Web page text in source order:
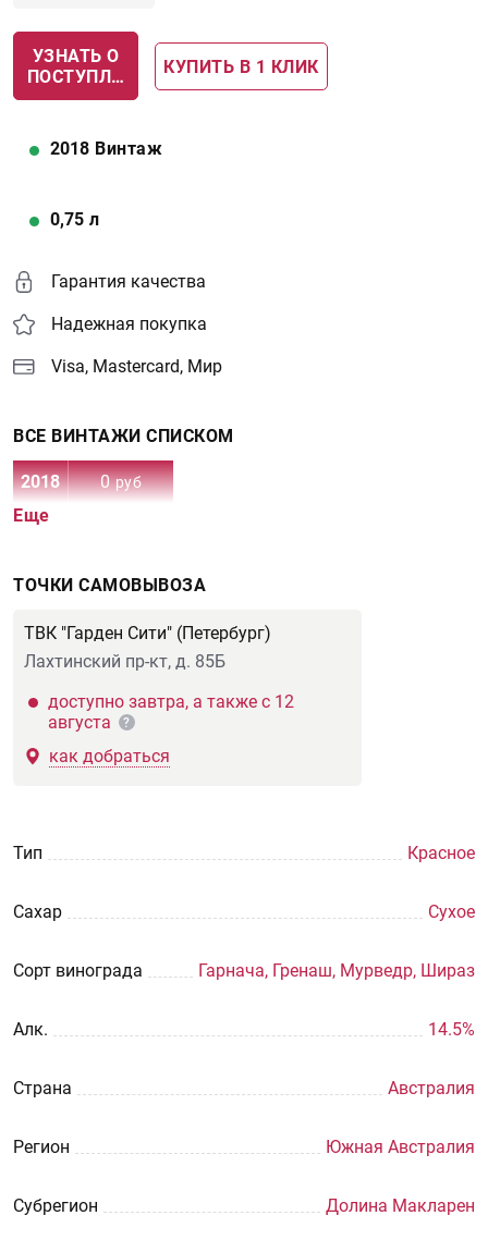
УЗНАТЬ О
ПОСТУПЛЕНИИ
КУПИТЬ В 1 КЛИК
2018 Винтаж
0,75 л
Гарантия качества
Надежная покупка
Visa, Mastercard, Мир
ВСЕ ВИНТАЖИ СПИСКОМ
2018 0руб
Еще
ТОЧКИ САМОВЫВОЗА
ТВК "Гарден Сити" (Петербург)
Лахтинский пр-кт, д. 85Б
доступно завтра, а также с 12
августа
?
как добраться
Тип Красное
Сахар Сухое
Сорт винограда Гарнача, Гренаш, Мурведр, Шираз
Aлк. 14.5%
Страна Австралия
Регион Южная Австралия
Субрегион Долина Макларен